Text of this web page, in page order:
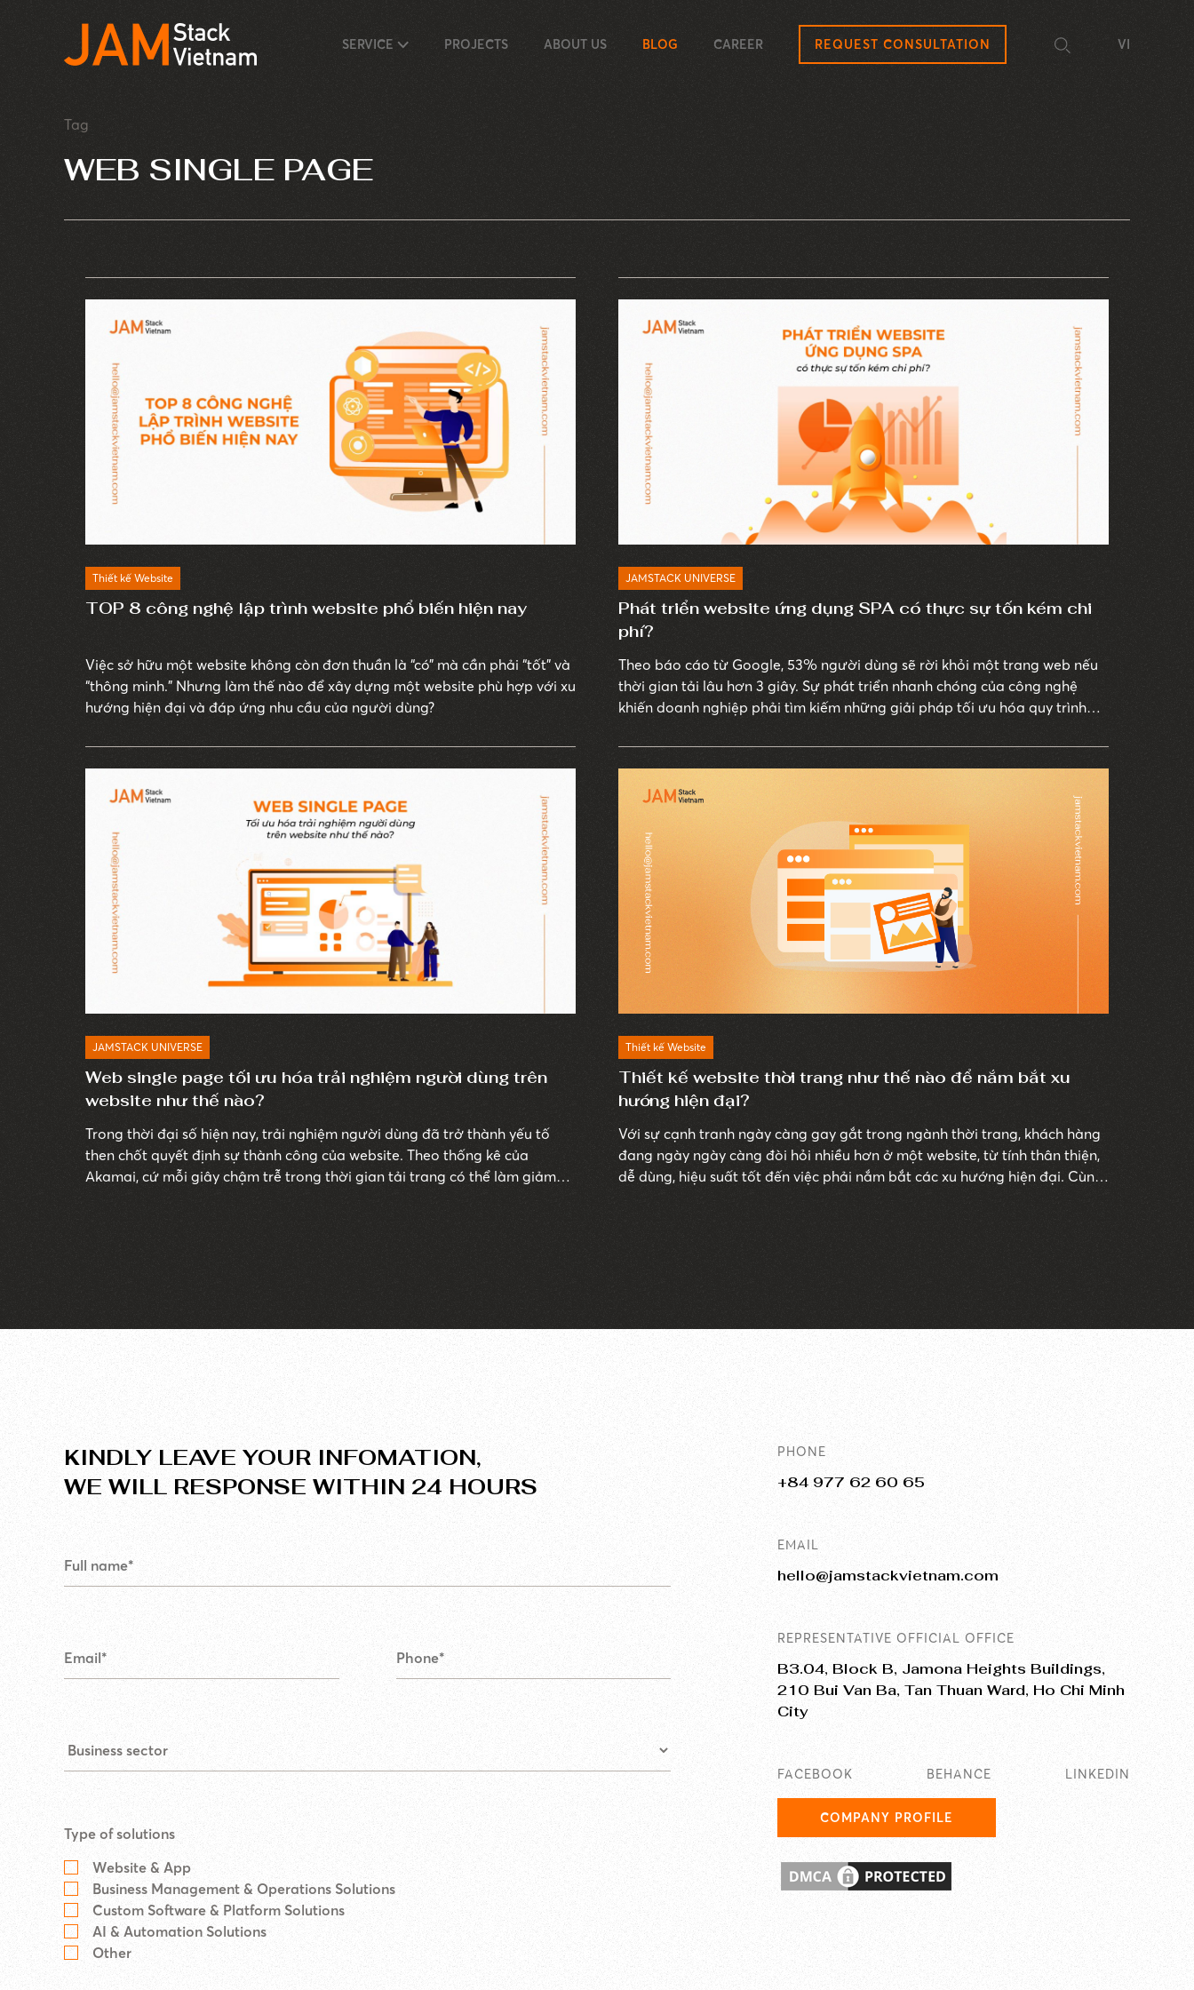
SERVICE PROJECTS ABOUT US BLOG CAREER REQUEST CONSULTATION VI
Tag
WEB SINGLE PAGE
Thiết kế Website
TOP 8 công nghệ lập trình website phổ biến hiện nay
Việc sở hữu một website không còn đơn thuần là “có” mà cần phải “tốt” và
“thông minh.” Nhưng làm thế nào để xây dựng một website phù hợp với xu
hướng hiện đại và đáp ứng nhu cầu của người dùng?
JAMSTACK UNIVERSE
Phát triển website ứng dụng SPA có thực sự tốn kém chi
phí?
Theo báo cáo từ Google, 53% người dùng sẽ rời khỏi một trang web nếu
thời gian tải lâu hơn 3 giây. Sự phát triển nhanh chóng của công nghệ
khiến doanh nghiệp phải tìm kiếm những giải pháp tối ưu hóa quy trình
JAMSTACK UNIVERSE
Web single page tối ưu hóa trải nghiệm người dùng trên
website như thế nào?
Trong thời đại số hiện nay, trải nghiệm người dùng đã trở thành yếu tố
then chốt quyết định sự thành công của website. Theo thống kê của
Akamai, cứ mỗi giây chậm trễ trong thời gian tải trang có thể làm giảm
Thiết kế Website
Thiết kế website thời trang như thế nào để nắm bắt xu
hướng hiện đại?
Với sự cạnh tranh ngày càng gay gắt trong ngành thời trang, khách hàng
đang ngày ngày càng đòi hỏi nhiều hơn ở một website, từ tính thân thiện,
dễ dùng, hiệu suất tốt đến việc phải nắm bắt các xu hướng hiện đại. Cùng
KINDLY LEAVE YOUR INFOMATION,
WE WILL RESPONSE WITHIN 24 HOURS
Type of solutions
Website & App
Business Management & Operations Solutions
Custom Software & Platform Solutions
AI & Automation Solutions
Other
PHONE
+84 977 62 60 65
EMAIL
hello@jamstackvietnam.com
REPRESENTATIVE OFFICIAL OFFICE
B3.04, Block B, Jamona Heights Buildings,
210 Bui Van Ba, Tan Thuan Ward, Ho Chi Minh
City
FACEBOOK BEHANCE LINKEDIN
COMPANY PROFILE